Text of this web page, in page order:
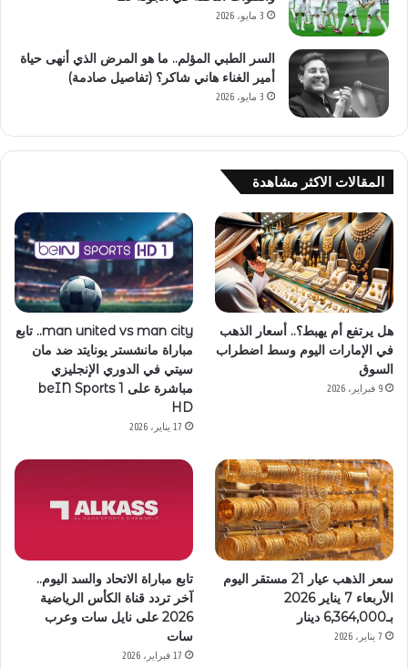
3 مايو، 2026
السر الطبي المؤلم.. ما هو المرض الذي أنهى حياة
أمير الغناء هاني شاكر؟ (تفاصيل صادمة)
3 مايو، 2026
المقالات الاكثر مشاهدة
هل يرتفع أم يهبط؟.. أسعار الذهب
في الإمارات اليوم وسط اضطراب
السوق
9 فبراير، 2026
man united vs man city.. تابع
مباراة مانشستر يونايتد ضد مان
سيتي في الدوري الإنجليزي
مباشرة على beIN Sports 1
HD
17 يناير، 2026
سعر الذهب عيار 21 مستقر اليوم
الأربعاء 7 يناير 2026
بـ6,364,000 دينار
7 يناير، 2026
تابع مباراة الاتحاد والسد اليوم..
آخر تردد قناة الكأس الرياضية
2026 على نايل سات وعرب
سات
17 فبراير، 2026